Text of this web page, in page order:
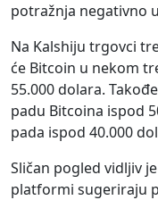
potražnja negativno
Na Kalshiju trgovci
će Bitcoin u nekom
55.000 dolara.
padu Bitcoina ispod
pada ispod 40.000
Sličan pogled vidljiv
platformi sugeriraju